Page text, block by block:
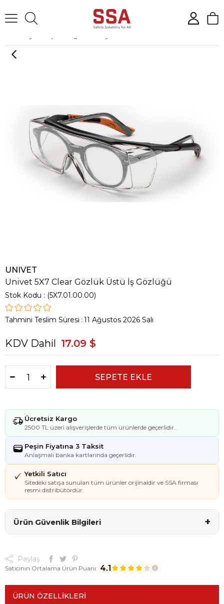
UNIVET
Univet 5X7 Clear Gözlük Üstü İş Gözlüğü
Stok Kodu (5X7.01.00.00)
Tahmini Teslim Süresi : 11 Ağustos 2026 Salı
KDV Dahil 17.09 $
Ücretsiz Kargo
2500 TL üzeri alışverişlerde tüm ürünlerde geçerlidir..
Peşin Fiyatına 3 Taksit
Anlaşmalı banka kartlarında geçerlidir.
Yetkili Satıcı
Sitedeki satışa sunulan tüm ürünler orijinaldir ve SSA firması
resmi distribütördür.
Ürün Güvenlik Bilgileri +
Paylaş
Satıcının Ortalama Ürün Puanı: 4.1
ÜRÜN ÖZELLIKLERI